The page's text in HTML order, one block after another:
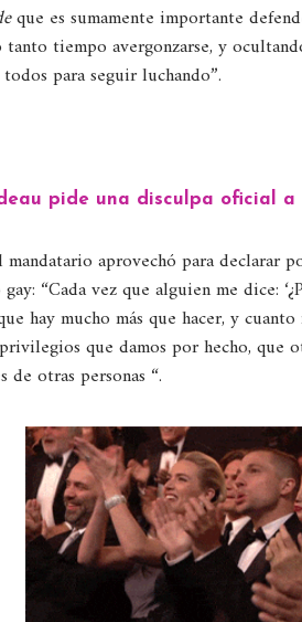
que es sumamente importante
tanto tiempo avergonzarse, y
para seguir luchando”.
pide una disculpa oficial
aprovechó para declarar
“Cada vez que alguien me dice:
hay mucho más que hacer, y
que damos por hecho, que
otras personas “.